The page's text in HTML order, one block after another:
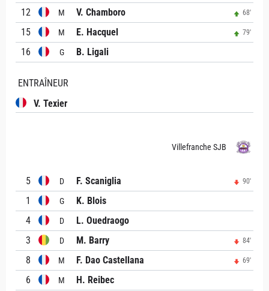
12 M V. Chamboro 68'
15 M E. Hacquel 79'
16 G B. Ligali
ENTRAÎNEUR
V. Texier
Villefranche SJB
5 D F. Scaniglia 90'
1 G
K. Blois
4
D
L. Ouedraogo
3
D M. Barry 84'
8 M F. Dao Castellana 69'
6 M
H. Reibec